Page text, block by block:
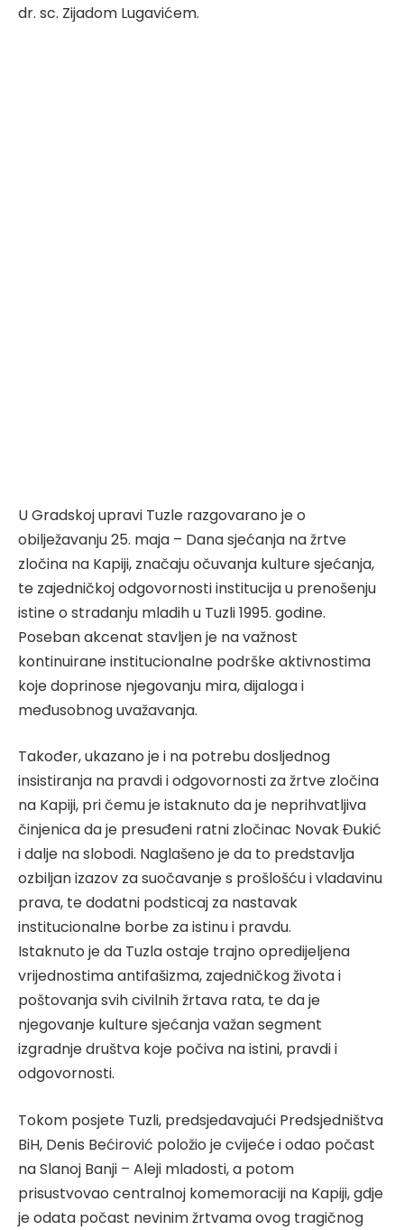
dr. sc. Zijadom Lugavićem.
U Gradskoj upravi Tuzle razgovarano je o
obilježavanju 25. maja – Dana sjećanja na žrtve
zločina na Kapiji, značaju očuvanja kulture sjećanja,
te zajedničkoj odgovornosti institucija u prenošenju
istine o stradanju mladih u Tuzli 1995. godine.
Poseban akcenat stavljen je na važnost
kontinuirane institucionalne podrške aktivnostima
koje doprinose njegovanju mira, dijaloga i
međusobnog uvažavanja.
Također, ukazano je i na potrebu dosljednog
insistiranja na pravdi i odgovornosti za žrtve zločina
na Kapiji, pri čemu je istaknuto da je neprihvatljiva
činjenica da je presuđeni ratni zločinac Novak Đukić
i dalje na slobodi. Naglašeno je da to predstavlja
ozbiljan izazov za suočavanje s prošlošću i vladavinu
prava, te dodatni podsticaj za nastavak
institucionalne borbe za istinu i pravdu.
Istaknuto je da Tuzla ostaje trajno opredijeljena
vrijednostima antifašizma, zajedničkog života i
poštovanja svih civilnih žrtava rata, te da je
njegovanje kulture sjećanja važan segment
izgradnje društva koje počiva na istini, pravdi i
odgovornosti.
Tokom posjete Tuzli, predsjedavajući Predsjedništva
BiH, Denis Bećirović položio je cvijeće i odao počast
na Slanoj Banji – Aleji mladosti, a potom
prisustvovao centralnoj komemoraciji na Kapiji, gdje
je odata počast nevinim žrtvama ovog tragičnog